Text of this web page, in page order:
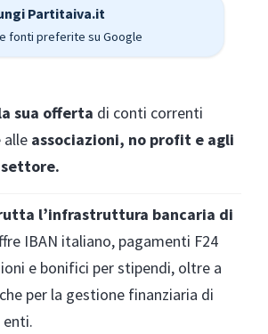
Partitaiva.it
fonti preferite su Google
sua offerta di conti correnti
alle associazioni, no profit e agli
l’infrastruttura bancaria di
IBAN italiano, pagamenti F24
e bonifici per stipendi, oltre a
per la gestione finanziaria di
enti.